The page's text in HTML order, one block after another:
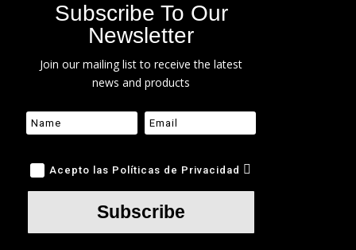
Subscribe To Our
Newsletter
Join our mailing list to receive the latest
news and products
Acepto las Políticas de Privacidad
Subscribe